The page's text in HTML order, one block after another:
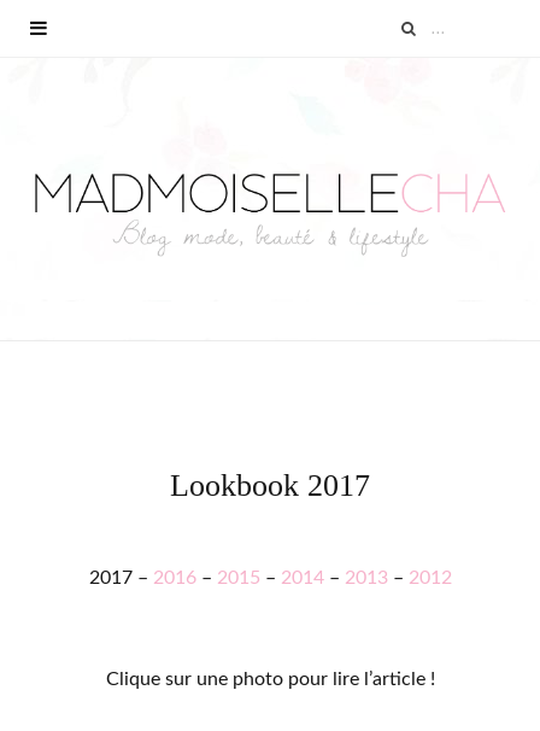
Lookbook 2017
2017 – 2016– 2015 – 2014– 2013– 2012
Clique sur une photo pour lire l’article !